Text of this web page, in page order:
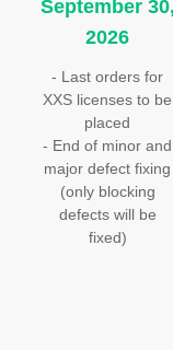
September 30,
2026
- Last orders for
XXS licenses to be
placed
- End of minor and
major defect fixing
(only blocking
defects will be
fixed)